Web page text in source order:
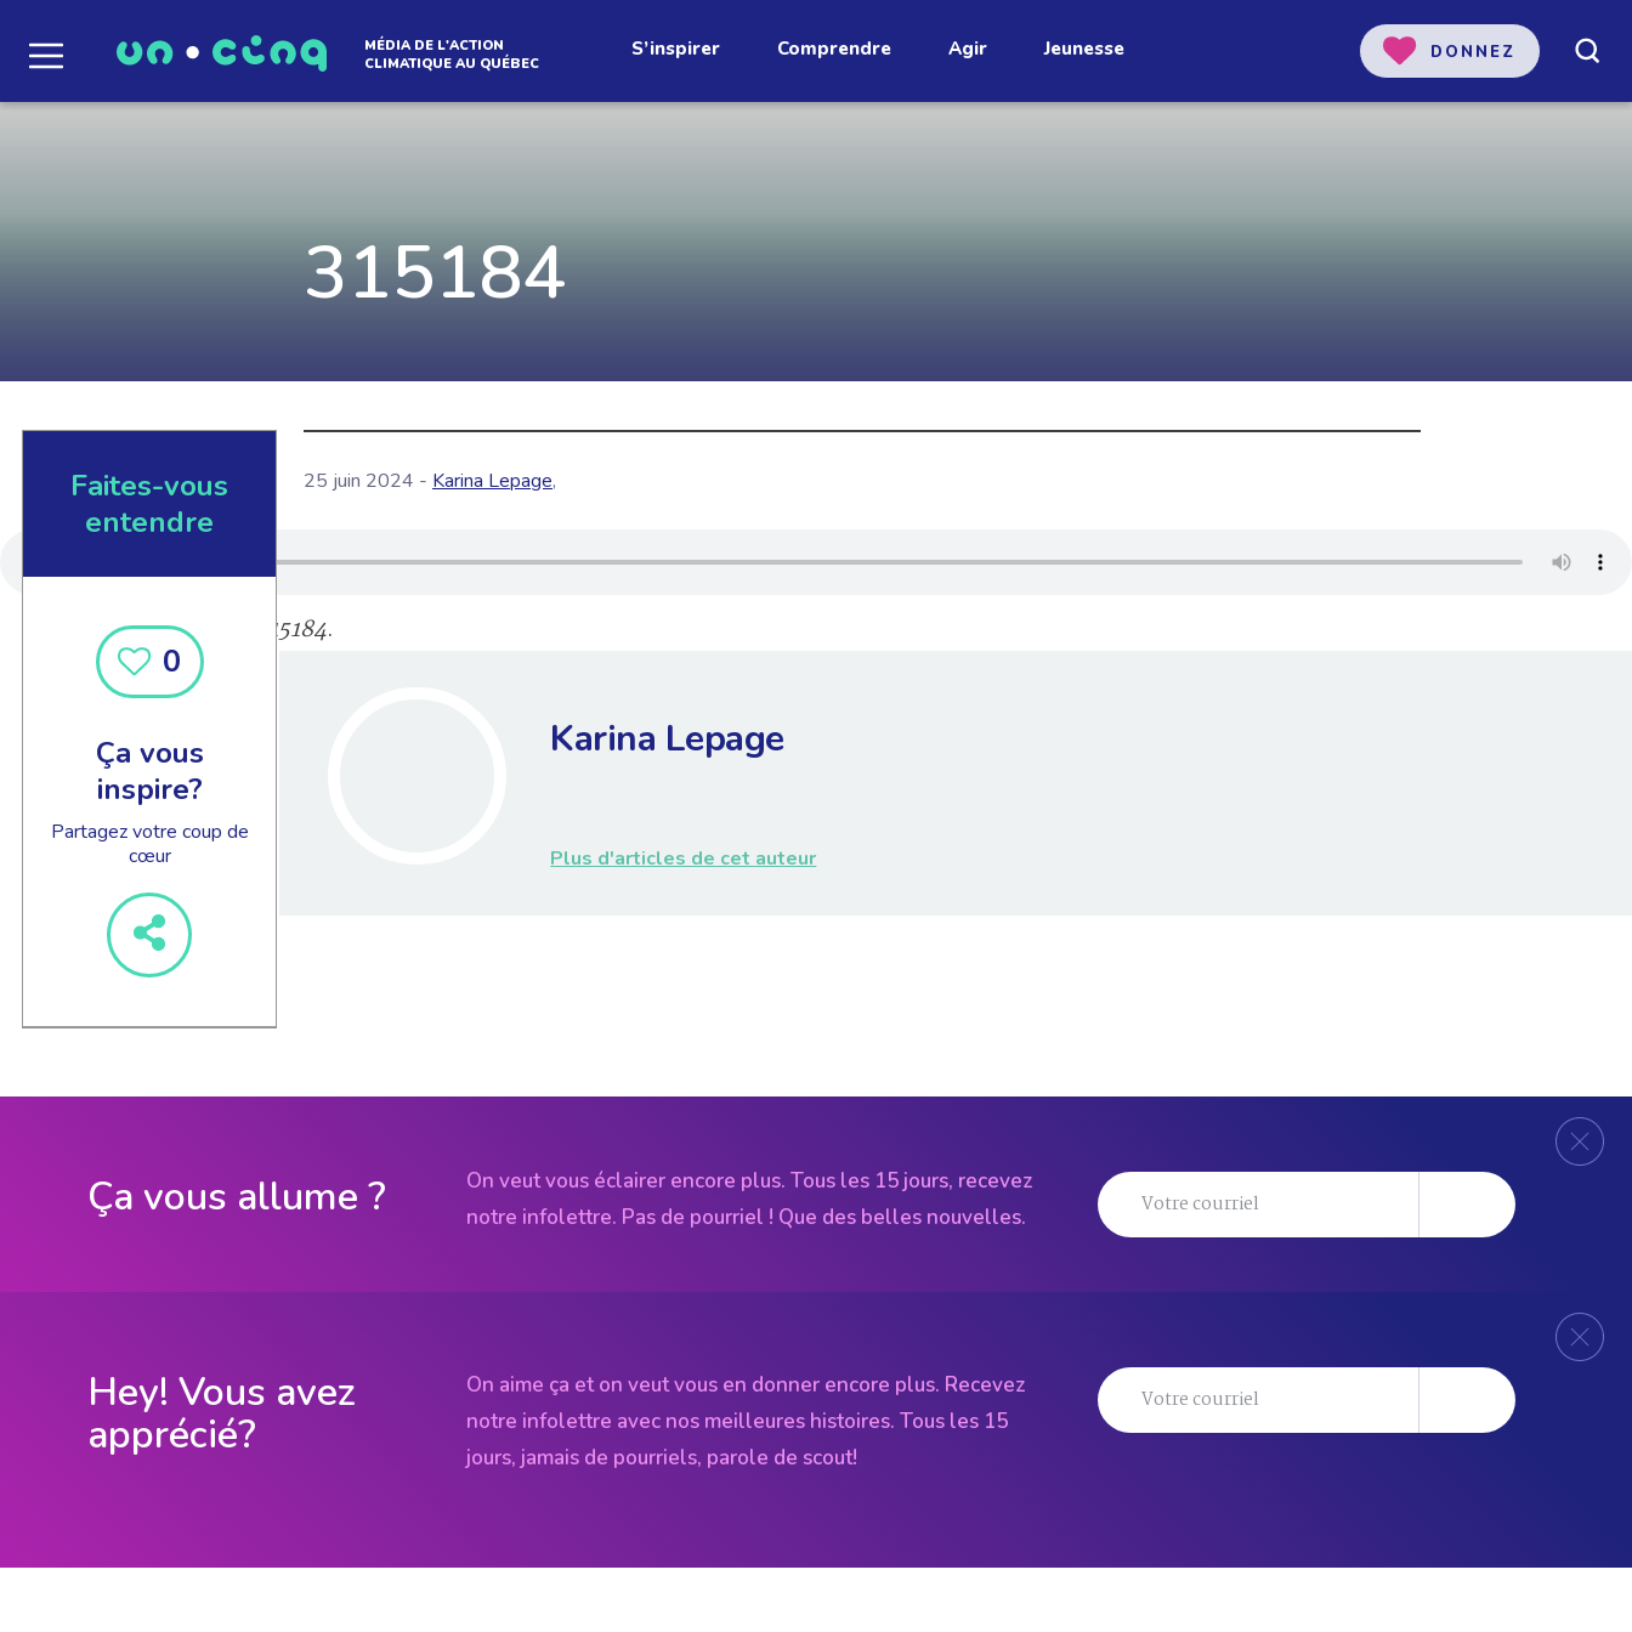
Le média qui détend
Que des solutions concrètes et inspirantes. Ici au Québec. Abonnez-vous à
EN SAVOIR +
Découvrez notre
infolettre!
MÉDIA DE L'ACTION
CLIMATIQUE AU QUÉBEC
S’inspirer Comprendre Agir Jeunesse DONNEZ
315184
Faites-vous
entendre
0
Ça vous
inspire?
Partagez votre coup de
cœur
25 juin 2024 - Karina Lepage,
315184.
Karina Lepage
Plus d'articles de cet auteur
Ça vous allume ?
On veut vous éclairer encore plus. Tous les 15 jours, recevez
notre infolettre. Pas de pourriel ! Que des belles nouvelles.
Hey! Vous avez
apprécié?
On aime ça et on veut vous en donner encore plus. Recevez
notre infolettre avec nos meilleures histoires. Tous les 15
jours, jamais de pourriels, parole de scout!